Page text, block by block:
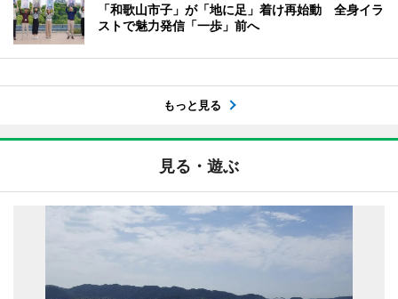
「和歌山市子」が「地に足」着け再始動 全身イラ
ストで魅力発信「一歩」前へ
もっと見る
見る・遊ぶ